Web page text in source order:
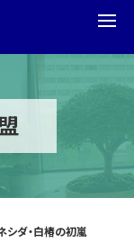
シダ・白椿の初嵐